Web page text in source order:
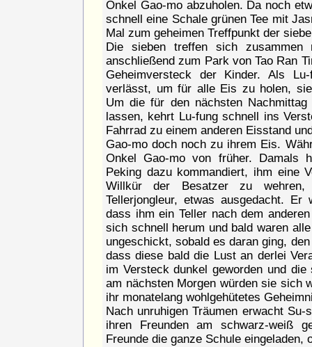
Onkel Gao-mo abzuholen. Da noch
schnell eine Schale grünen Tee mit
Mal zum geheimen Treffpunkt der
Die sieben treffen sich
anschließend zum Park von Tao Ran
Geheimversteck der Kinder. Als
verlässt, um für alle Eis zu holen,
Um die für den nächsten
lassen, kehrt Lu-fung schnell ins
Fahrrad zu einem anderen Eisstand
Gao-mo doch noch zu ihrem Eis.
Onkel Gao-mo von früher. Damals
Peking dazu kommandiert, ihm eine
Willkür der Besatzer zu
Tellerjongleur, etwas ausgedacht.
dass ihm ein Teller nach dem
sich schnell herum und bald waren
ungeschickt, sobald es daran ging,
dass diese bald die Lust an derlei
im Versteck dunkel geworden und
am nächsten Morgen würden sie sich
ihr monatelang wohlgehütetes
Nach unruhigen Träumen erwacht
ihren Freunden am schwarz-weiß
Freunde die ganze Schule